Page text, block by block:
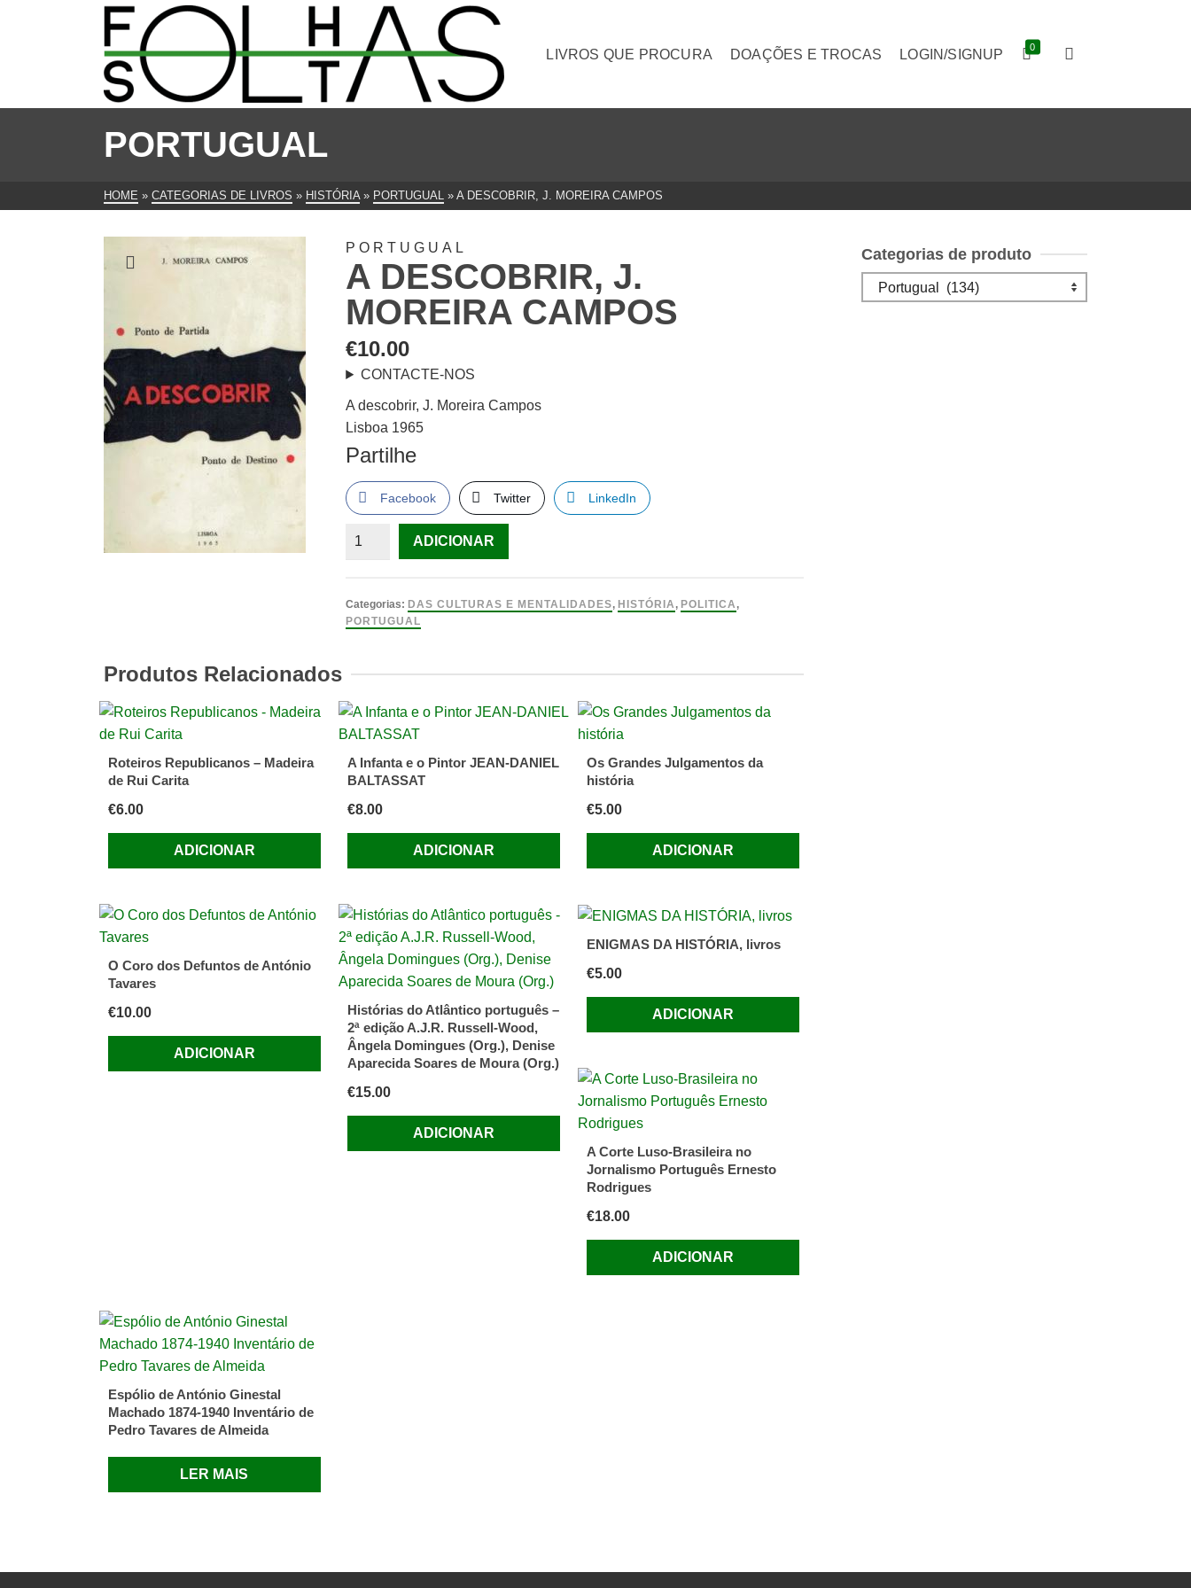
LIVROS QUE PROCURA DOAÇÕES E TROCAS LOGIN/SIGNUP 0
PORTUGUAL
HOME » CATEGORIAS DE LIVROS » HISTÓRIA » PORTUGUAL » A DESCOBRIR, J. MOREIRA CAMPOS
PORTUGUAL
A DESCOBRIR, J.
MOREIRA CAMPOS
€10.00
CONTACTE-NOS
A descobrir, J. Moreira Campos
Lisboa 1965
Partilhe
Facebook Twitter LinkedIn
Quantidade
descobrir,
J.
ADICIONAR
Categorias: DAS CULTURAS E MENTALIDADES, HISTÓRIA , POLITICA ,
PORTUGUAL
Produtos Relacionados
Roteiros Republicanos – Madeira
de Rui Carita
€6.00
ADICIONAR
A Infanta e o Pintor JEAN-DANIEL
BALTASSAT
€8.00
ADICIONAR
Os Grandes Julgamentos da
história
€5.00
ADICIONAR
O Coro dos Defuntos de António
Tavares
€10.00
ADICIONAR
Histórias do Atlântico português –
2ª edição A.J.R. Russell-Wood,
Ângela Domingues (Org.), Denise
Aparecida Soares de Moura (Org.)
€15.00
ADICIONAR
ENIGMAS DA HISTÓRIA, livros
€5.00
ADICIONAR
A Corte Luso-Brasileira no
Jornalismo Português Ernesto
Rodrigues
€18.00
ADICIONAR
Espólio de António Ginestal
Machado 1874-1940 Inventário de
Pedro Tavares de Almeida
LER MAIS
Categorias de produto